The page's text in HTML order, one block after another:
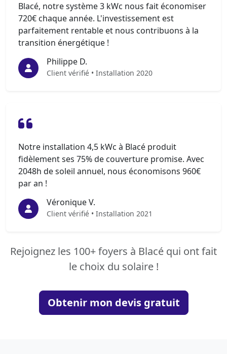
Blacé, notre système 3 kWc nous fait économiser
720€ chaque année. L'investissement est
parfaitement rentable et nous contribuons à la
transition énergétique !
Philippe D.
Client vérifié • Installation 2020
Notre installation 4,5 kWc à Blacé produit
fidèlement ses 75% de couverture promise. Avec
2048h de soleil annuel, nous économisons 960€
par an !
Véronique V.
Client vérifié • Installation 2021
Rejoignez les 100+ foyers à Blacé qui ont fait
le choix du solaire !
Obtenir mon devis gratuit